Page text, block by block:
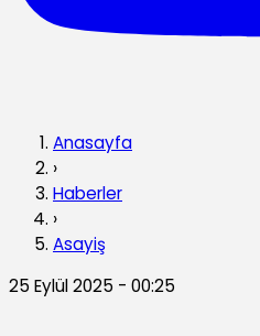
Anasayfa
›
Haberler
›
Asayiş
25 Eylül 2025 - 00:25